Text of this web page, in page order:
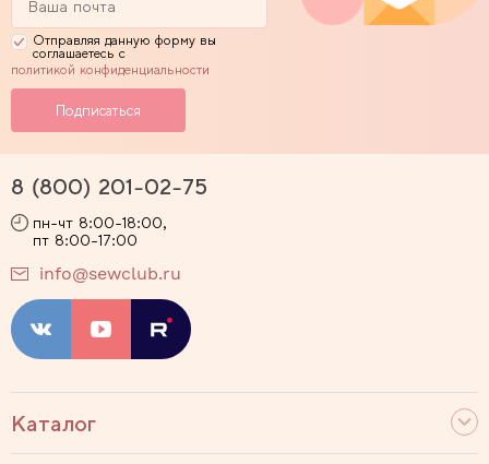
Отправляя данную форму вы
соглашаетесь с
политикой конфиденциальности
Каталог
8 (800) 201-02-75
пн-чт 8:00-18:00,
пт 8:00-17:00
info@sewclub.ru